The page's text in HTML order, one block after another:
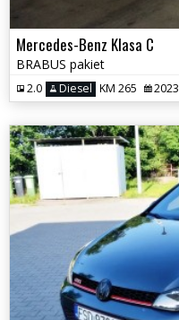
Mercedes-Benz Klasa C
BRABUS pakiet
2.0 Diesel KM 265 2023